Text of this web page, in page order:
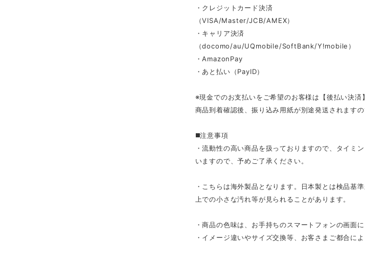
・クレジットカード決済
（VISA/Master/JCB/AMEX）
・キャリア決済
（docomo/au/UQmobile/SoftBank/Y!mobile）
・AmazonPay
・あと払い（PayID）
※現金でのお支払いをご希望のお客様は【後払い決済
商品到着確認後、振り込み用紙が別途発送されます
◼️注意事項
・流動性の高い商品を扱っておりますので、タイミ
いますので、予めご了承ください。
・こちらは海外製品となります。日本製とは検品基
上での小さな汚れ等が見られることがあります。
・商品の色味は、お手持ちのスマートフォンの画面
・イメージ違いやサイズ交換等、お客さまご都合に